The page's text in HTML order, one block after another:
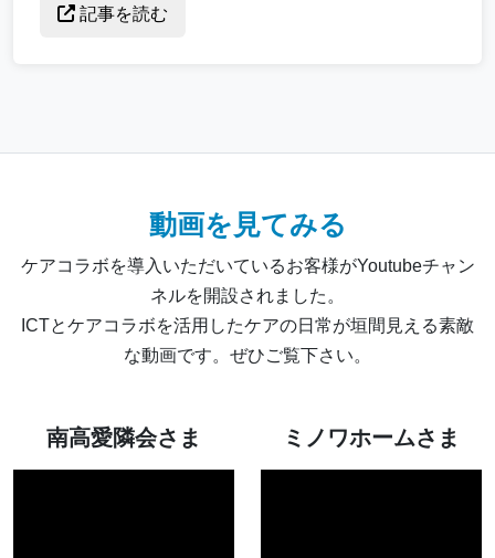
記事を読む
動画を見てみる
ケアコラボを導入いただいているお客様がYoutubeチャン
ネルを開設されました。
ICTとケアコラボを活用したケアの日常が垣間見える素敵
な動画です。ぜひご覧下さい。
南高愛隣会さま ミノワホームさま